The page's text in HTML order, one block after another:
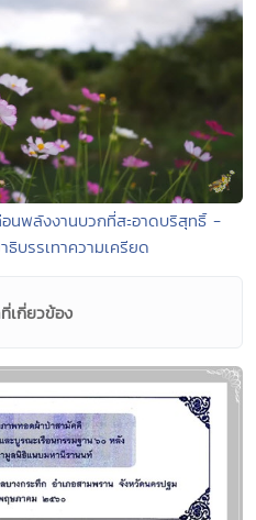
อนพลังงานบวกที่สะอาดบริสุทธิ์ -
บรรเทาความเครียด
เกี่ยวข้อง